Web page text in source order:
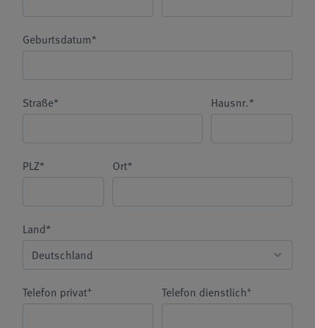
Geburtsdatum*
Straße* Hausnr.*
PLZ* Ort*
Land*
Telefon privat+ Telefon dienstlich+